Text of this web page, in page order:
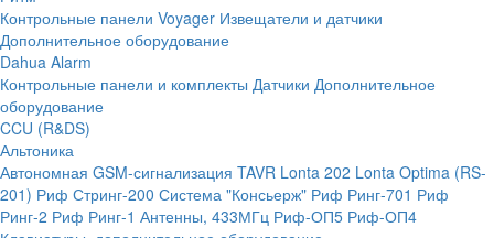
Контрольные панели Voyager Извещатели и датчики
Дополнительное оборудование
Dahua Alarm
Контрольные панели и комплекты Датчики Дополнительное
оборудование
CCU (R&DS)
Альтоника
Автономная GSM-сигнализация TAVR Lonta 202 Lonta Optima (RS-
201) Риф Стринг-200 Система "Консьерж" Риф Ринг-701 Риф
Ринг-2 Риф Ринг-1 Антенны, 433МГц Риф-ОП5 Риф-ОП4